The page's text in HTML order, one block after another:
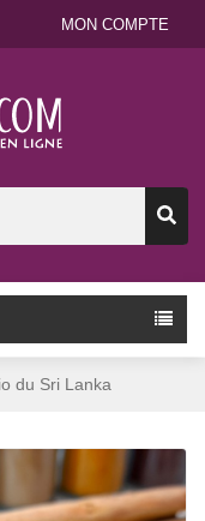
MON COMPTE
du Sri Lanka